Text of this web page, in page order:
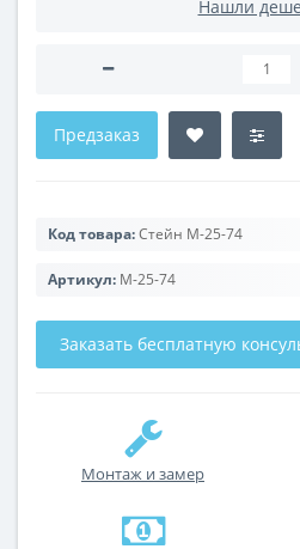
Нашли
Предзаказ
Код товара:Стейн M-25-74
Артикул: M-25-74
Заказать бесплатную
Монтаж и замер